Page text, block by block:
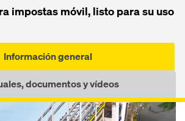
impostas móvil, listo para su uso
Información general
documentos y vídeos